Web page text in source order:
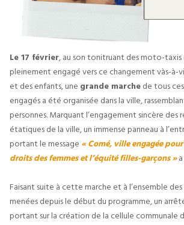
Le 17 février, au son tonitruant des moto-taxis
pleinement engagé vers ce changement vàs-à-
et des enfants, une grande marchede tous
engagés a été organisée dans la ville,
personnes. Marquant l’engagement sincère des
étatiques de la ville, un immense panneau à
portant le message « Comé, ville engagée
droits des femmes et l’équité filles-garçons »a
Faisant suite à cette marche et à l’ensemble
menées depuis le début du programme, un
portant sur la création de la cellule communale